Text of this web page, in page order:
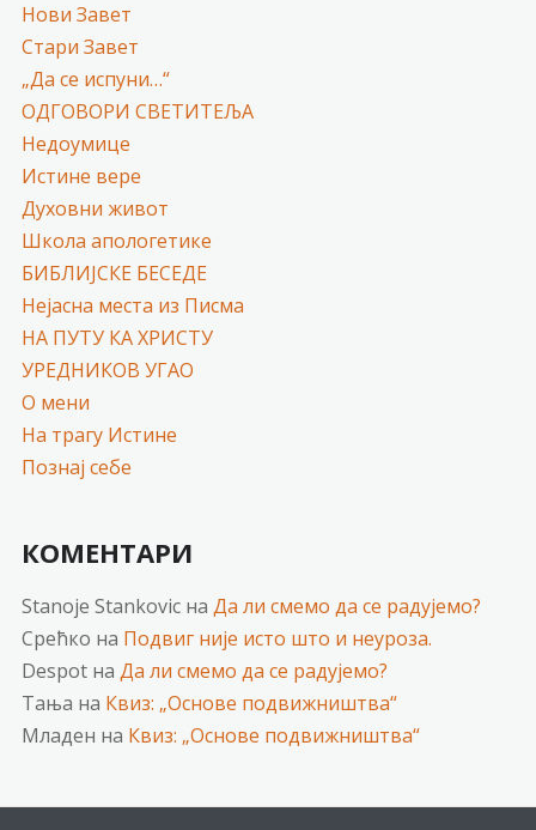
Нови Завет
Стари Завет
„Да се испуни…“
ОДГОВОРИ СВЕТИТЕЉА
Недоумице
Истине вере
Духовни живот
Школа апологетике
БИБЛИЈСКЕ БЕСЕДЕ
Нејасна места из Писма
НА ПУТУ КА ХРИСТУ
УРЕДНИКОВ УГАО
О мени
На трагу Истине
Познај себе
КОМЕНТАРИ
Stanoje Stankovicна Да ли смемо да се радујемо?
Срећко на Подвиг није исто што и неуроза.
Despotна Да ли смемо да се радујемо?
Тања на Квиз: „Основе подвижништва“
Младен на Квиз: „Основе подвижништва“